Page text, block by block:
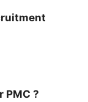
PMC ?